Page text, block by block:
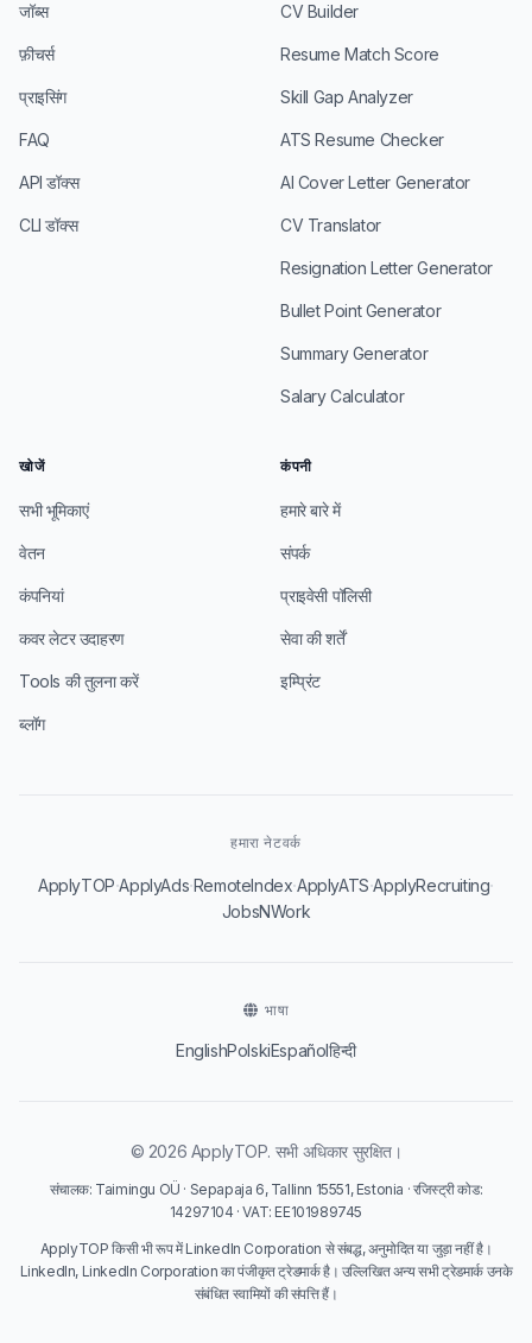
जॉब्स
फ़ीचर्स
प्राइसिंग
FAQ
API डॉक्स
CLI डॉक्स
CV Builder
Resume Match Score
Skill Gap Analyzer
ATS Resume Checker
AI Cover Letter Generator
CV Translator
Resignation Letter Generator
Bullet Point Generator
Summary Generator
Salary Calculator
खोजें
सभी भूमिकाएं
वेतन
कंपनियां
कवर लेटर उदाहरण
Tools की तुलना करें
ब्लॉग
कंपनी
हमारे बारे में
संपर्क
प्राइवेसी पॉलिसी
सेवा की शर्तें
इम्प्रिंट
हमारा नेटवर्क
ApplyTOP·ApplyAds·RemoteIndex·ApplyATS·ApplyRecruiting·
JobsNWork
भाषा
EnglishPolskiEspañolहिन्दी
© 2026 ApplyTOP. सभी अधिकार सुरक्षित।
संचालक: Taimingu OÜ · Sepapaja 6, Tallinn 15551, Estonia · रजिस्ट्री कोड:
14297104 · VAT: EE101989745
ApplyTOP किसी भी रूप में LinkedIn Corporation से संबद्ध, अनुमोदित या जुड़ा नहीं है।
LinkedIn, LinkedIn Corporation का पंजीकृत ट्रेडमार्क है। उल्लिखित अन्य सभी ट्रेडमार्क उनके
संबंधित स्वामियों की संपत्ति हैं।